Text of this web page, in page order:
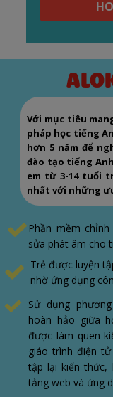
Với mục tiêu
pháp học tiếng
hơn 5 năm để
đào tạo tiếng
em từ 3-14 tuổi
nhất với những
Phần mềm
sửa phát âm cho
Trẻ được luyện
nhờ ứng dụng
Sử dụng
hoàn hảo giữa
được làm quen
giáo trình điện
tập lại kiến thức,
tảng web và ứng